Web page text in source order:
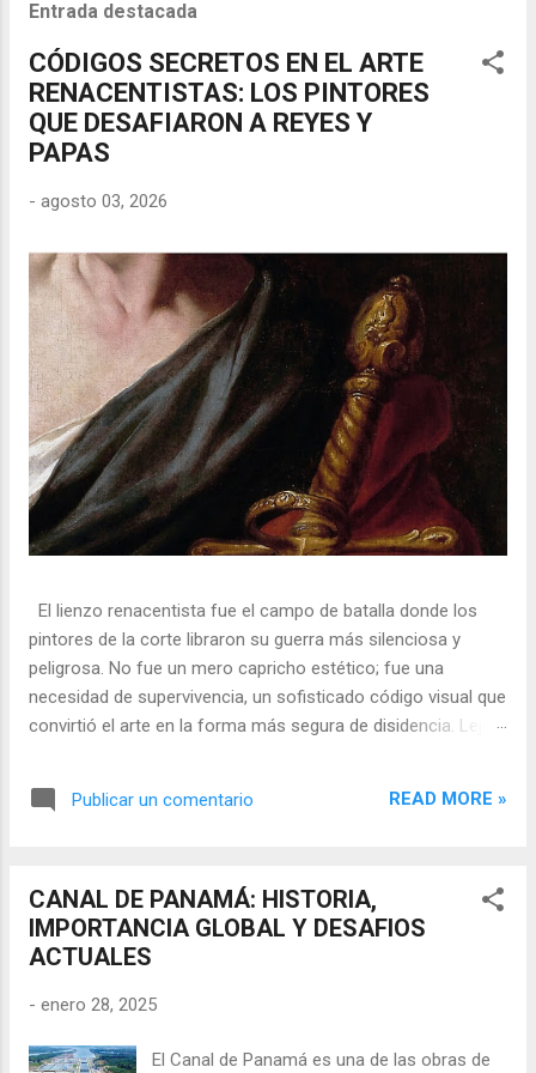
Entrada destacada
CÓDIGOS SECRETOS EN EL ARTE
RENACENTISTAS: LOS PINTORES
QUE DESAFIARON A REYES Y
PAPAS
- agosto 03, 2026
El lienzo renacentista fue el campo de batalla donde los
pintores de la corte libraron su guerra más silenciosa y
peligrosa. No fue un mero capricho estético; fue una
necesidad de supervivencia, un sofisticado código visual que
convirtió el arte en la forma más segura de disidencia. Lejos
artistas eran agentes dobles, equilibrando su necesidad de
mecenazgo real con la obligación de preservar su integridad
pintores encontraron en los símbolos, las distorsiones y los
objetos cotidianos un lenguaje cifrado capaz de eludir a los
censores y desafiar al trono. 🎭 La arquitectura del engaño
sino un objeto tridimensional y multifacético. Los pintores
de la corte eran los agentes dobles definitivos, y dominaban
Publicar un comentario READ MORE »
CANAL DE PANAMÁ: HISTORIA,
IMPORTANCIA GLOBAL Y DESAFIOS
ACTUALES
- enero 28, 2025
El Canal de Panamá es una de las obras de